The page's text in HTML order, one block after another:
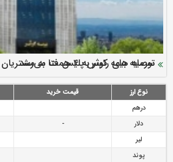
ارزش سهام عدالت بالا رفت
سرمایه بیمه کوثر به ۴ همت می‌رسد
نود ثانیه با فولاد سنگان
تقدیر دبیرکل سندیکای بیمه گران ایران از
رازی
توصیه های رئیس پلیس فتا به
پیشگیری از سرقت های مجازی
نوع ارز قیمت خرید
درهم
دلار
-
لیر
پوند